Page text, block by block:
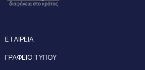
ΕΤΑΙΡΕΙΑ
ΓΡΑΦΕΙΟ ΤΥΠΟΥ